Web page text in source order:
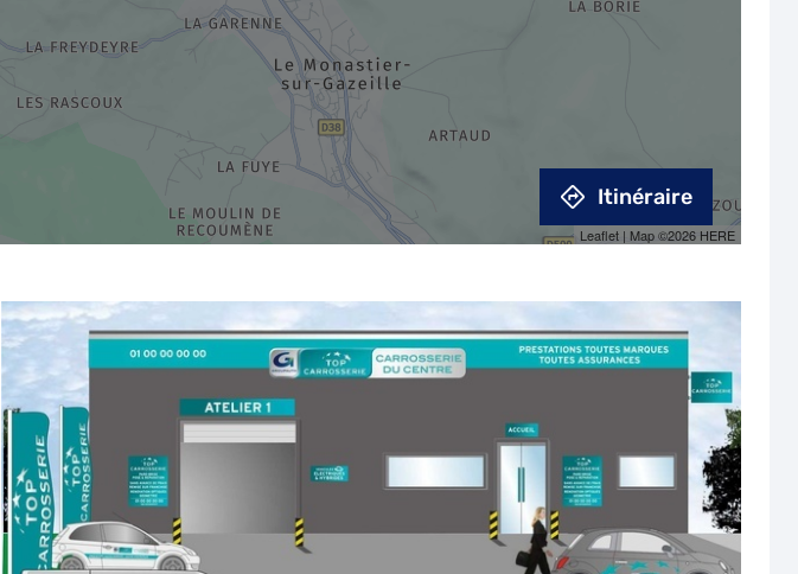
Leaflet | Map ©2026 HERE
Itinéraire